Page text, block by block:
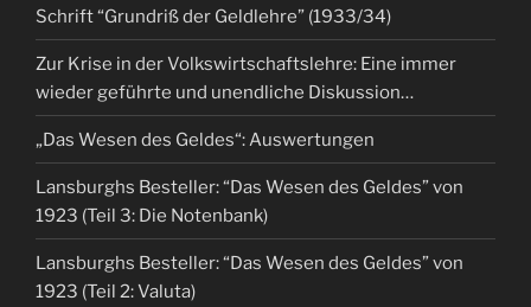
Schrift “Grundriß der Geldlehre” (1933/34)
Zur Krise in der Volkswirtschaftslehre: Eine immer
wieder geführte und unendliche Diskussion…
„Das Wesen des Geldes“: Auswertungen
Lansburghs Besteller: “Das Wesen des Geldes” von
1923 (Teil 3: Die Notenbank)
Lansburghs Besteller: “Das Wesen des Geldes” von
1923 (Teil 2: Valuta)